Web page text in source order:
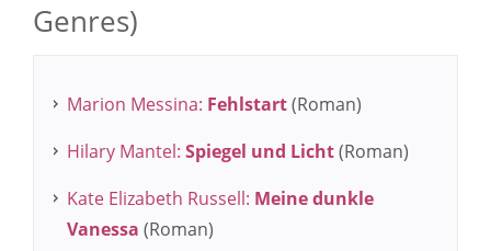
Genres)
Marion Messina: Fehlstart(Roman)
Hilary Mantel: Spiegel und Licht(Roman)
Kate Elizabeth Russell: Meine dunkle
Vanessa (Roman)